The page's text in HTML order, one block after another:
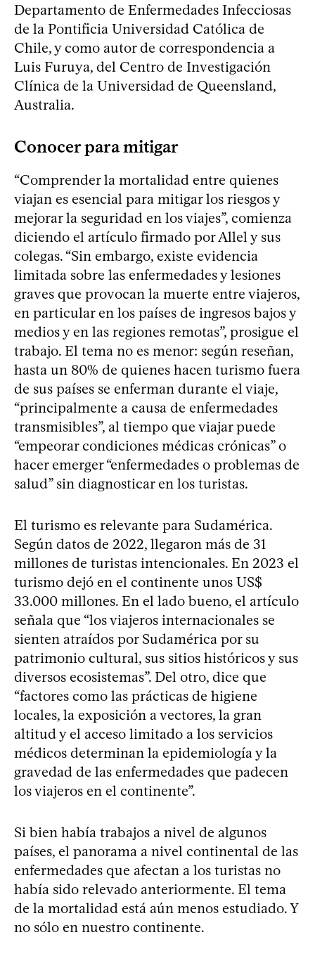
Departamento de Enfermedades Infecciosas
de la Pontificia Universidad Católica de
Chile, y como autor de correspondencia a
Luis Furuya, del Centro de Investigación
Clínica de la Universidad de Queensland,
Australia.
Conocer para mitigar
“Comprender la mortalidad entre quienes
viajan es esencial para mitigar los riesgos y
mejorar la seguridad en los viajes”, comienza
diciendo el artículo firmado por Allel y sus
colegas. “Sin embargo, existe evidencia
limitada sobre las enfermedades y lesiones
graves que provocan la muerte entre viajeros,
en particular en los países de ingresos bajos y
medios y en las regiones remotas”, prosigue el
trabajo. El tema no es menor: según reseñan,
hasta un 80% de quienes hacen turismo fuera
de sus países se enferman durante el viaje,
“principalmente a causa de enfermedades
transmisibles”, al tiempo que viajar puede
“empeorar condiciones médicas crónicas” o
hacer emerger “enfermedades o problemas de
salud” sin diagnosticar en los turistas.
El turismo es relevante para Sudamérica.
Según datos de 2022, llegaron más de 31
millones de turistas intencionales. En 2023 el
turismo dejó en el continente unos US$
33.000 millones. En el lado bueno, el artículo
señala que “los viajeros internacionales se
sienten atraídos por Sudamérica por su
patrimonio cultural, sus sitios históricos y sus
diversos ecosistemas”. Del otro, dice que
“factores como las prácticas de higiene
locales, la exposición a vectores, la gran
altitud y el acceso limitado a los servicios
médicos determinan la epidemiología y la
gravedad de las enfermedades que padecen
los viajeros en el continente”.
Si bien había trabajos a nivel de algunos
países, el panorama a nivel continental de las
enfermedades que afectan a los turistas no
había sido relevado anteriormente. El tema
de la mortalidad está aún menos estudiado. Y
no sólo en nuestro continente.